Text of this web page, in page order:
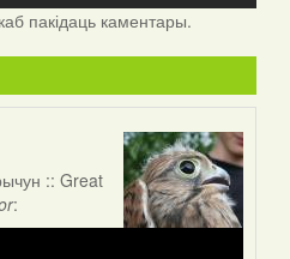
каб пакідаць каментары.
:: Great
: